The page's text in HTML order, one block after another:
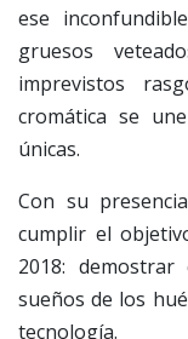
ese
gruesos
imprevistos
cromática se
únicas.
Con su
cumplir el
2018:
sueños de los
tecnología.